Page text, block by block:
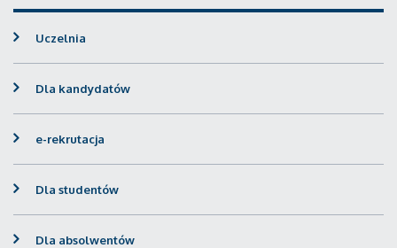
Uczelnia
Dla kandydatów
e-rekrutacja
Dla studentów
Dla absolwentów